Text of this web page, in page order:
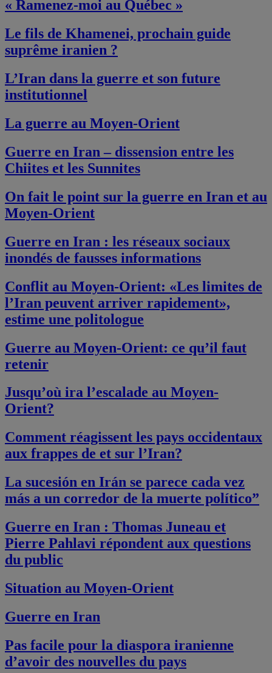
« Ramenez-moi au Québec »
Le fils de Khamenei, prochain guide
suprême iranien ?
L’Iran dans la guerre et son future
institutionnel
La guerre au Moyen-Orient
Guerre en Iran – dissension entre les
Chiites et les Sunnites
On fait le point sur la guerre en Iran et au
Moyen-Orient
Guerre en Iran : les réseaux sociaux
inondés de fausses informations
Conflit au Moyen-Orient: «Les limites de
l’Iran peuvent arriver rapidement»,
estime une politologue
Guerre au Moyen-Orient: ce qu’il faut
retenir
Jusqu’où ira l’escalade au Moyen-
Orient?
Comment réagissent les pays occidentaux
aux frappes de et sur l’Iran?
La sucesión en Irán se parece cada vez
más a un corredor de la muerte político”
Guerre en Iran : Thomas Juneau et
Pierre Pahlavi répondent aux questions
du public
Situation au Moyen-Orient
Guerre en Iran
Pas facile pour la diaspora iranienne
d’avoir des nouvelles du pays